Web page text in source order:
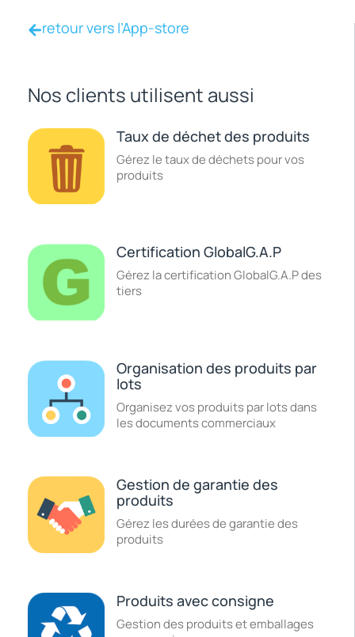
retour vers l’App-store
Nos clients utilisent aussi
Taux de déchet des produits
Gérez le taux de déchets pour vos
produits
Certification GlobalG.A.P
Gérez la certification GlobalG.A.P des
tiers
Organisation des produits par
lots
Organisez vos produits par lots dans
les documents commerciaux
Gestion de garantie des
produits
Gérez les durées de garantie des
produits
Produits avec consigne
Gestion des produits et emballages